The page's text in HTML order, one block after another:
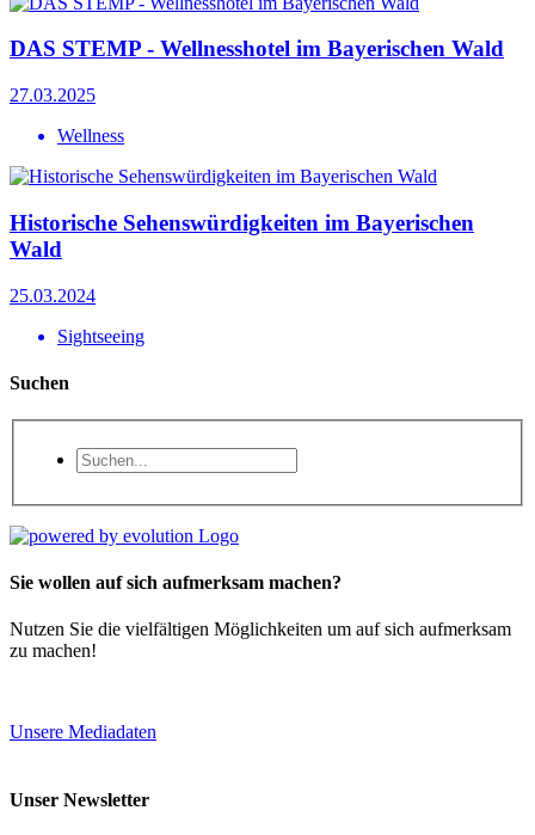
DAS STEMP - Wellnesshotel im Bayerischen Wald
27.03.2025
Wellness
Historische Sehenswürdigkeiten im Bayerischen
Wald
25.03.2024
Sightseeing
Suchen
Sie wollen auf sich aufmerksam machen?
Nutzen Sie die vielfältigen Möglichkeiten um auf sich aufmerksam
zu machen!
Unsere Mediadaten
Unser Newsletter